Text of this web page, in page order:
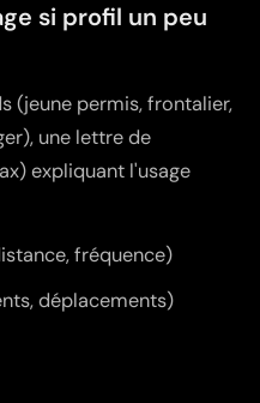
si profil un peu
(jeune permis, frontalier,
une lettre de
expliquant l'usage
fréquence)
déplacements)